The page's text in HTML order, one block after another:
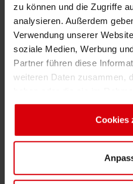
zu können und die Zugriffe
analysieren. Außerdem
Verwendung unserer
soziale Medien, Werbung
Partner führen diese
weiteren Daten zusammen,
gesammelt haben. Sie
Cookies, wenn Sie unsere
Cookies
Intensive Vollflächen
Feine Linien
SICURA Flex 39-8